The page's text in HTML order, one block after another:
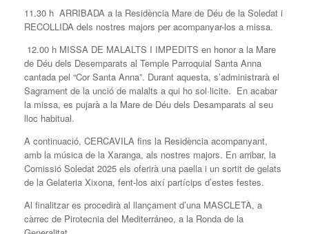
11.30 h ARRIBADA a la Residència Mare de Déu de la Soledat i
RECOLLIDA dels nostres majors per acompanyar-los a missa.
12.00 h MISSA DE MALALTS I IMPEDITS en honor a la Mare
de Déu dels Desemparats al Temple Parroquial Santa Anna
cantada pel “Cor Santa Anna”. Durant aquesta, s’administrarà el
Sagrament de la unció de malalts a qui ho sol·licite. En acabar
la missa, es pujarà a la Mare de Déu dels Desamparats al seu
lloc habitual.
A continuació, CERCAVILA fins la Residència acompanyant,
amb la música de la Xaranga, als nostres majors. En arribar, la
Comissió Soledat 2025 els oferirà una paella i un sortit de gelats
de la Gelateria Xixona, fent-los així partícips d’estes festes.
Al finalitzar es procedirà al llançament d’una MASCLETÀ, a
càrrec de Pirotecnia del Mediterráneo, a la Ronda de la